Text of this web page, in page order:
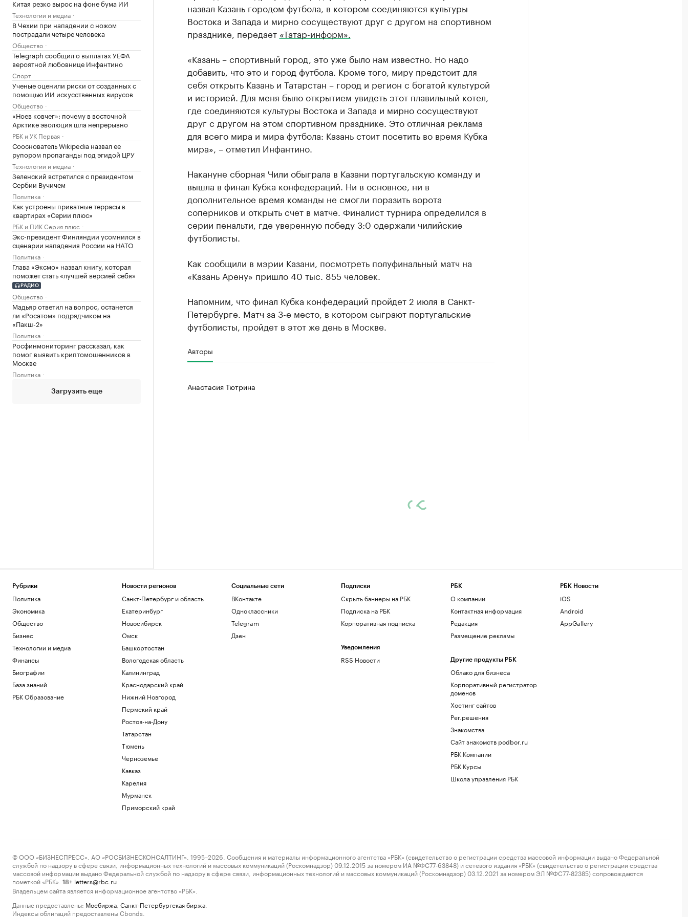
Китая резко вырос на фоне бума ИИ
Технологии и медиа
В Чехии при нападении с ножом
пострадали четыре человека
Общество
Telegraph сообщил о выплатах УЕФА
вероятной любовнице Инфантино
Спорт
Ученые оценили риски от созданных с
помощью ИИ искусственных вирусов
Общество
«Ноев ковчег»: почему в восточной
Арктике эволюция шла непрерывно
РБК и УК Первая
Сооснователь Wikipedia назвал ее
рупором пропаганды под эгидой ЦРУ
Технологии и медиа
Зеленский встретился с президентом
Сербии Вучичем
Политика
Как устроены приватные террасы в
квартирах «Серии плюс»
РБК и ПИК Серия плюс
Экс-президент Финляндии усомнился в
сценарии нападения России на НАТО
Политика
Глава «Эксмо» назвал книгу, которая
поможет стать «лучшей версией себя»
РАДИО
Общество
Мадьяр ответил на вопрос, останется
ли «Росатом» подрядчиком на
«Пакш-2»
Политика
Росфинмониторинг рассказал, как
помог выявить криптомошенников в
Москве
Политика
Загрузить еще
назвал Казань городом футбола, в котором соединяются культуры
Востока и Запада и мирно сосуществуют друг с другом на спортивном
празднике, передает «Татар-информ».
«Казань – спортивный город, это уже было нам известно. Но надо
добавить, что это и город футбола. Кроме того, миру предстоит для
себя открыть Казань и Татарстан – город и регион с богатой культурой
и историей. Для меня было открытием увидеть этот плавильный котел,
где соединяются культуры Востока и Запада и мирно сосуществуют
друг с другом на этом спортивном празднике. Это отличная реклама
для всего мира и мира футбола: Казань стоит посетить во время Кубка
мира», – отметил Инфантино.
Накануне сборная Чили обыграла в Казани португальскую команду и
вышла в финал Кубка конфедераций. Ни в основное, ни в
дополнительное время команды не смогли поразить ворота
соперников и открыть счет в матче. Финалист турнира определился в
серии пенальти, где уверенную победу 3:0 одержали чилийские
футболисты.
Как сообщили в мэрии Казани, посмотреть полуфинальный матч на
«Казань Арену» пришло 40 тыс. 855 человек.
Напомним, что финал Кубка конфедераций пройдет 2 июля в Санкт-
Петербурге. Матч за 3-е место, в котором сыграют португальские
футболисты, пройдет в этот же день в Москве.
Авторы
Анастасия Тютрина
Рубрики
Политика
Экономика
Общество
Бизнес
Технологии и медиа
Финансы
Биографии
База знаний
РБК Образование
Новости регионов
Санкт-Петербург и область
Екатеринбург
Новосибирск
Омск
Башкортостан
Вологодская область
Калининград
Краснодарский край
Нижний Новгород
Пермский край
Ростов-на-Дону
Татарстан
Тюмень
Черноземье
Кавказ
Карелия
Мурманск
Приморский край
Социальные сети
ВКонтакте
Одноклассники
Telegram
Дзен
Подписки
Скрыть баннеры на РБК
Подписка на РБК
Корпоративная подписка
Уведомления
RSS Новости
РБК
О компании
Контактная информация
Редакция
Размещение рекламы
Другие продукты РБК
Облако для бизнеса
Корпоративный регистратор
доменов
Хостинг сайтов
Рег.решения
Знакомства
Сайт знакомств podbor.ru
РБК Компании
РБК Курсы
Школа управления РБК
РБК Новости
iOS
Android
AppGallery
© ООО «БИЗНЕСПРЕСС», АО «РОСБИЗНЕСКОНСАЛТИНГ», 1995–2026. Сообщения и материалы информационного агентства «РБК» (свидетельство о регистрации средства массовой информации выдано Федеральной
службой по надзору в сфере связи, информационных технологий и массовых коммуникаций (Роскомнадзор) 09.12.2015 за номером ИА №ФС77-63848) и сетевого издания «РБК» (свидетельство о регистрации средства
массовой информации выдано Федеральной службой по надзору в сфере связи, информационных технологий и массовых коммуникаций (Роскомнадзор) 03.12.2021 за номером ЭЛ №ФС77-82385) сопровождаются
пометкой «РБК».
18+ letters@rbc.ru
Владельцем сайта является информационное агентство «РБК».
Данные предоставлены: Мосбиржа Санкт-Петербургская биржа
Индексы облигаций предоставлены Cbonds.